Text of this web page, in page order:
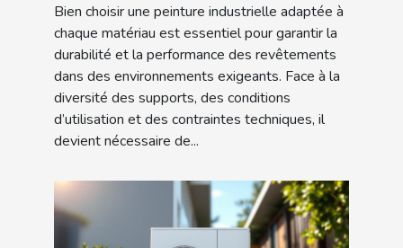
Bien choisir une peinture industrielle adaptée à
chaque matériau est essentiel pour garantir la
durabilité et la performance des revêtements
dans des environnements exigeants. Face à la
diversité des supports, des conditions
d’utilisation et des contraintes techniques, il
devient nécessaire de...